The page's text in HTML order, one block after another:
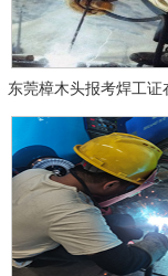
东莞樟木头报考焊工证